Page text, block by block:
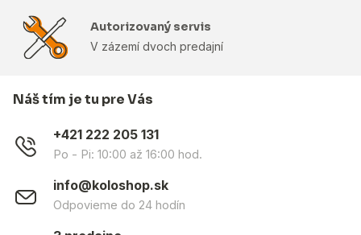
Autorizovaný servis
V zázemí dvoch predajní
Náš tím je tu pre Vás
+421 222 205 131
Po - Pi: 10:00 až 16:00 hod.
info@koloshop.sk
Odpovieme do 24 hodín